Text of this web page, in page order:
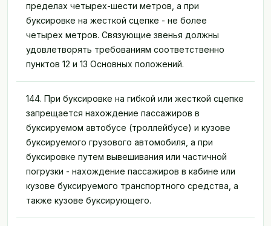
пределах четырех-шести метров, а при
буксировке на жесткой сцепке - не более
четырех метров. Связующие звенья должны
удовлетворять требованиям соответственно
пунктов 12 и 13 Основных положений.
144. При буксировке на гибкой или жесткой сцепке
запрещается нахождение пассажиров в
буксируемом автобусе (троллейбусе) и кузове
буксируемого грузового автомобиля, а при
буксировке путем вывешивания или частичной
погрузки - нахождение пассажиров в кабине или
кузове буксируемого транспортного средства, а
также кузове буксирующего.